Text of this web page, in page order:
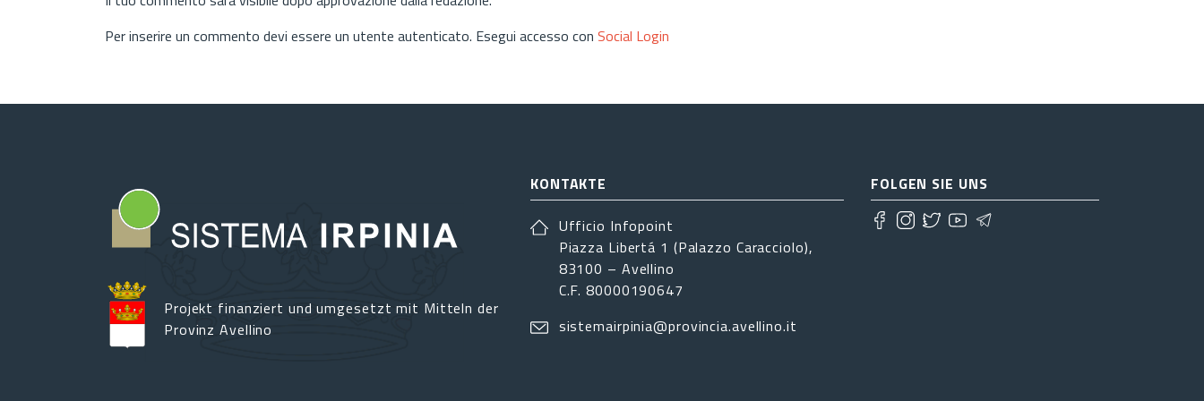
Per inserire un commento devi essere un utente autenticato. Esegui accesso con Social Login
Projekt finanziert und umgesetzt mit Mitteln der
Provinz Avellino
KONTAKTE
Ufficio Infopoint
Piazza Libertá 1 (Palazzo Caracciolo),
83100 – Avellino
C.F. 80000190647
sistemairpinia@provincia.avellino.it
FOLGEN SIE UNS